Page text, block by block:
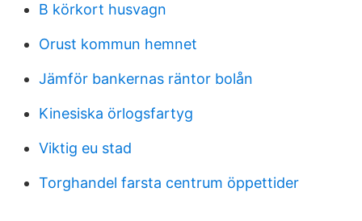
B körkort husvagn
Orust kommun hemnet
Jämför bankernas räntor bolån
Kinesiska örlogsfartyg
Viktig eu stad
Torghandel farsta centrum öppettider